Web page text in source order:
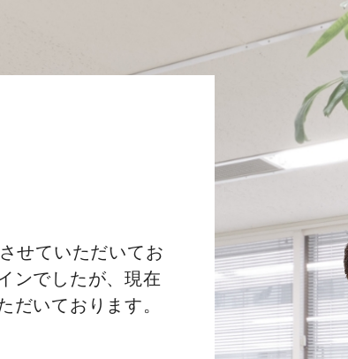
せていただいてお
ンでしたが、現在
だいております。